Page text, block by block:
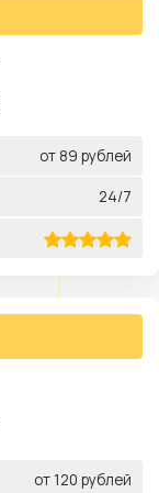
от 89 рублей
24/7
от 120 рублей